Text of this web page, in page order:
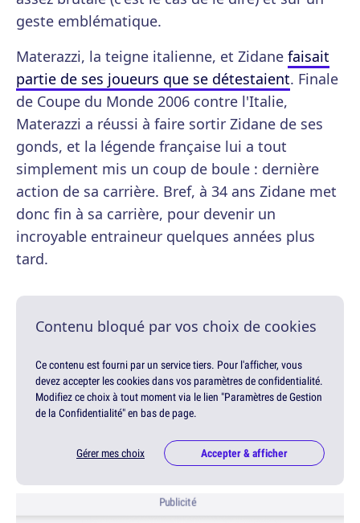
geste emblématique.
Materazzi, la teigne italienne, et Zidane faisait
partie de ses joueurs que se détestaient. Finale
de Coupe du Monde 2006 contre l'Italie,
Materazzi a réussi à faire sortir Zidane de ses
gonds, et la légende française lui a tout
simplement mis un coup de boule : dernière
action de sa carrière. Bref, à 34 ans Zidane met
donc fin à sa carrière, pour devenir un
incroyable entraineur quelques années plus
tard.
Contenu bloqué par vos choix de cookies
Ce contenu est fourni par un service tiers. Pour l'afficher, vous
devez accepter les cookies dans vos paramètres de confidentialité.
Modifiez ce choix à tout moment via le lien "Paramètres de Gestion
de la Confidentialité" en bas de page.
Gérer mes choix Accepter & afficher
Publicité